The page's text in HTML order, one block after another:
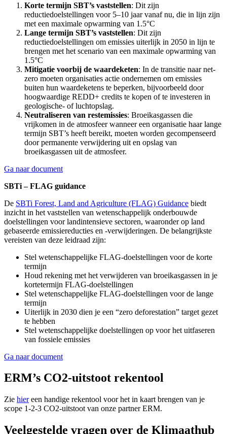
Korte termijn SBT’s vaststellen: Dit zijn
reductiedoelstellingen voor 5–10 jaar vanaf nu, die in lijn zijn
met een maximale opwarming van 1.5°C
Lange termijn SBT’s vaststellen: Dit zijn
reductiedoelstellingen om emissies uiterlijk in 2050 in lijn te
brengen met het scenario van een maximale opwarming van
1.5°C
Mitigatie voorbij de waardeketen: In de transitie naar net-
zero moeten organisaties actie ondernemen om emissies
buiten hun waardeketens te beperken, bijvoorbeeld door
hoogwaardige REDD+ credits te kopen of te investeren in
geologische- of luchtopslag.
Neutraliseren van restemissies: Broeikasgassen die
vrijkomen in de atmosfeer wanneer een organisatie haar lange
termijn SBT’s heeft bereikt, moeten worden gecompenseerd
door permanente verwijdering uit en opslag van
broeikasgassen uit de atmosfeer.
Ga naar document
SBTi – FLAG guidance
De SBTi Forest, Land and Agriculture (FLAG) Guidance biedt
inzicht in het vaststellen van wetenschappelijk onderbouwde
doelstellingen voor landintensieve sectoren, waaronder op land
gebaseerde emissiereducties en -verwijderingen. De belangrijkste
vereisten van deze leidraad zijn:
Stel wetenschappelijke FLAG-doelstellingen voor de korte
termijn
Houd rekening met het verwijderen van broeikasgassen in je
kortetermijn FLAG-doelstellingen
Stel wetenschappelijke FLAG-doelstellingen voor de lange
termijn
Uiterlijk in 2030 dien je een “zero deforestation” target gezet
te hebben
Stel wetenschappelijke doelstellingen op voor het uitfaseren
van fossiele emissies
Ga naar document
ERM’s CO2-uitstoot rekentool
Zie hiereen handige rekentool voor het in kaart brengen van je
scope 1-2-3 CO2-uitstoot van onze partner ERM.
Veelgestelde vragen over de Klimaathub